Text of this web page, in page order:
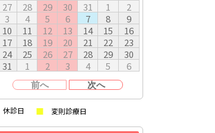
前へ 次へ
27
28 29 30 31 1
2
3
4 5 6 7 8
9
10
11 12 13 14 15
16
17
18 19 20 21 22
23
24
25 26 27 28 29
30
31
1 2 3 4 5 6
休診日 変則診療日